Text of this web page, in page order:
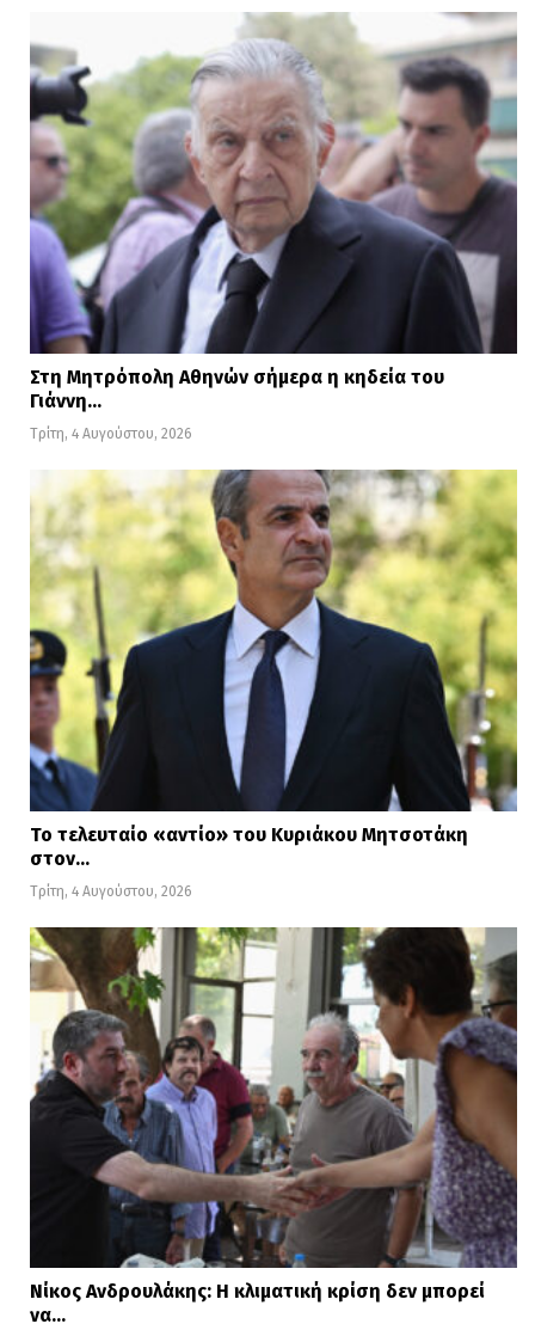
Στη Μητρόπολη Αθηνών σήμερα η κηδεία του
Γιάννη…
Τρίτη, 4 Αυγούστου, 2026
Το τελευταίο «αντίο» του Κυριάκου Μητσοτάκη
στον…
Τρίτη, 4 Αυγούστου, 2026
Νίκος Ανδρουλάκης: Η κλιματική κρίση δεν μπορεί
να…